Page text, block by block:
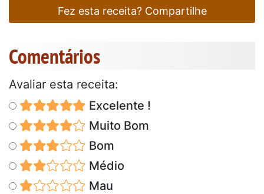
Fez esta receita? Compartilhe
Comentários
Avaliar esta receita:
Excelente !
Muito Bom
Bom
Médio
Mau